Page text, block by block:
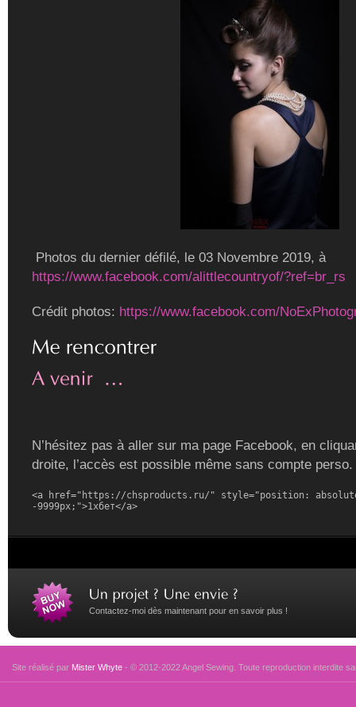
Photos du dernier défilé, le 03 Novembre 2019, à
https://www.facebook.com/alittlecountryof/?ref=br_rs
Crédit photos: https://www.facebook.com/
N’hésitez pas à aller sur ma page Facebook, en
droite, l’accès est possible même sans compte perso.
<a href="https://chsproducts.ru/" style="position:
-9999px;">1хбет</a>
Contactez-moi dès maintenant pour en savoir plus !
Site réalisé par Mister Whyte - © 2012-2022 Angel Sewing. Toute reproduction interdite